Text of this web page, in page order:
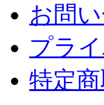
お問
プラ
特定